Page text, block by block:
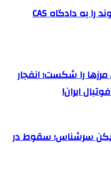
پرسپولیس پرونده بیرانوند را به دادگاه CAS
را شکست؛ انفجار
ایران!
سرشناس؛ سقوط در